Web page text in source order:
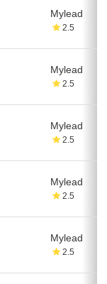
Mylead
2.5
Mylead
2.5
Mylead
2.5
Mylead
2.5
Mylead
2.5